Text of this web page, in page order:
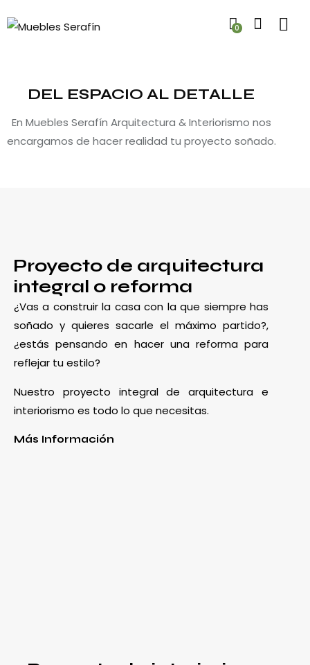
0
DEL ESPACIO AL DETALLE
En Muebles Serafín Arquitectura & Interiorismo nos
encargamos de hacer realidad tu proyecto soñado.
Proyecto de arquitectura
integral o reforma
¿Vas a construir la casa con la que siempre has
soñado y quieres sacarle el máximo partido?,
¿estás pensando en hacer una reforma para
reflejar tu estilo?
Nuestro proyecto integral de arquitectura e
interiorismo es todo lo que necesitas.
Más Información